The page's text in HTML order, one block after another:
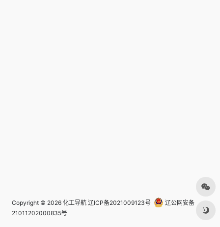
Copyright © 2026 化工导航 辽ICP备2021009123号
辽公网安备
21011202000835号